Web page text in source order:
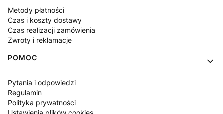
Metody płatności
Czas i koszty dostawy
Czas realizacji zamówienia
Zwroty i reklamacje
POMOC
Pytania i odpowiedzi
Regulamin
Polityka prywatności
Ustawienia plików cookies